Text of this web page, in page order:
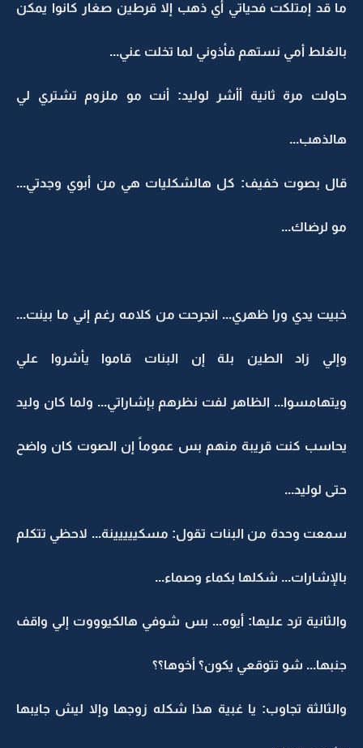
ما قد إمتلكت فحياتي أي ذهب إلا قرطين صغار كانوا يمكن
بالغلط أمي نستهم فأذوني لما تخلت عني...
حاولت مرة ثانية أأشر لوليد: أنت مو ملزوم تشتري لي
هالذهب...
قال بصوت خفيف: كل هالشكليات هي من أبوي وجدتي...
مو لرضاك...
خبيت يدي ورا ظهري... انجرحت من كلامه رغم إني ما بينت...
وإلي زاد الطين بلة إن البنات قاموا يأشروا علي
ويتهامسوا... الظاهر لفت نظرهم بإشاراتي... ولما كان وليد
يحاسب كنت قريبة منهم بس عموماً إن الصوت كان واضح
حتى لوليد...
سمعت وحدة من البنات تقول: مسكييييينة... لاحظي تتكلم
بالإشارات... شكلها بكماء وصماء...
والثانية ترد عليها: أيوه... بس شوفي هالكيوووت إلي واقف
جنبها... شو تتوقعي يكون؟ أخوها؟؟
والثالثة تجاوب: يا غبية هذا شكله زوجها وإلا ليش جايبها